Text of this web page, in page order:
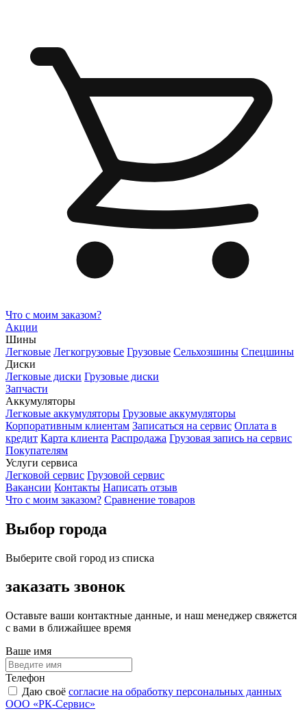
Что с моим заказом?
Акции
Шины
Легковые Легкогрузовые Грузовые Сельхозшины Спецшины
Диски
Легковые диски Грузовые диски
Запчасти
Аккумуляторы
Легковые аккумуляторы Грузовые аккумуляторы
Корпоративным клиентам Записаться на сервис Оплата в
кредит Карта клиента Распродажа Грузовая запись на сервис
Покупателям
Услуги сервиса
Легковой сервис Грузовой сервис
Вакансии Контакты Написать отзыв
Что с моим заказом? Сравнение товаров
Выбор города
Выберите свой город из списка
заказать звонок
Оставьте ваши контактные данные, и наш менеджер свяжется
с вами в ближайшее время
Ваше имя
Телефон
Даю своё согласие на обработку персональных данных
ООО «РК-Сервис»